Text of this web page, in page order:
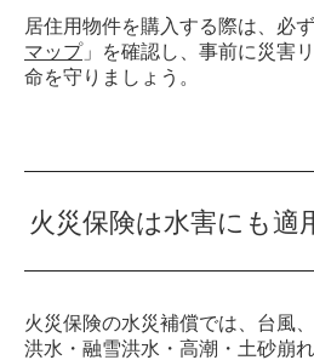
居住用物件を購入する際は、必
マップ」を確認し、事前に災害
命を守りましょう。
火災保険は水害にも適
火災保険の水災補償では、台風
洪水・融雪洪水・高潮・土砂崩